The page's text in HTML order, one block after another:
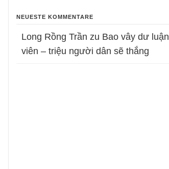
NEUESTE KOMMENTARE
Long Rồng Trần zu Bao vây dư luận
viên – triệu người dân sẽ thắng